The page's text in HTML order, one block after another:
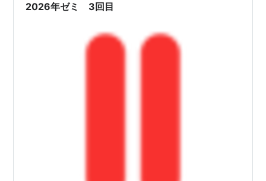
2026年ゼミ 3回目